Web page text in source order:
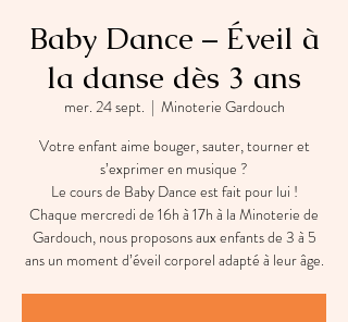
Baby Dance – Éveil à
la danse dès 3 ans
mer. 24 sept.
  |
Minoterie Gardouch
Votre enfant aime bouger, sauter, tourner et
s’exprimer en musique ?
Le cours de Baby Dance est fait pour lui !
Chaque mercredi de 16h à 17h à la Minoterie de
Gardouch, nous proposons aux enfants de 3 à 5
ans un moment d’éveil corporel adapté à leur âge.